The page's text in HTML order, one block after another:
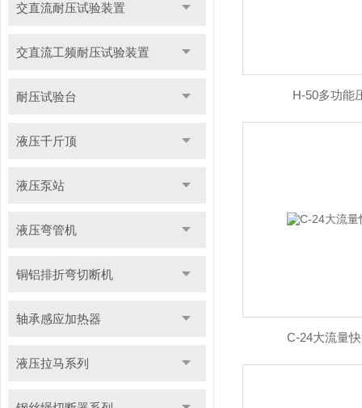
交直流耐压试验装置
交直流工频耐压试验装置
耐压试验台
液压千斤顶
液压泵站
液压弯管机
铜铝排折弯切断机
轴承感应加热器
液压拉马系列
H-50多功能
C-24大流量